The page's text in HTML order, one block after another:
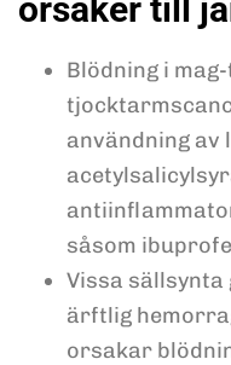
orsaker till
Blödning i
användning av
såsom
Vissa
ärftlig
orsakar